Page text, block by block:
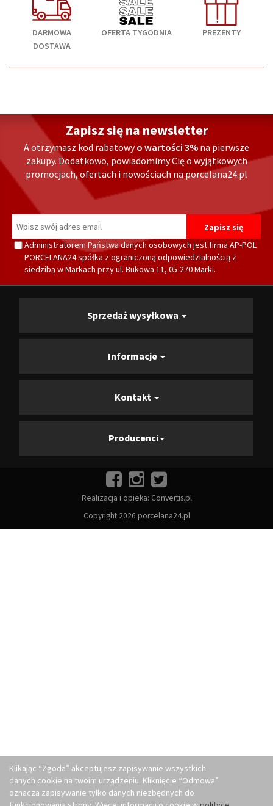
DARMOWA
DOSTAWA
OFERTA TYGODNIA PREZENTY
Zapisz się na newsletter
A otrzymasz kod rabatowyo wartości 3% na pierwsze
zakupy. Dodatkowo, powiadomimy Cię o wyjątkowych
promocjach, ofertach i nowościach na porcelana24.pl
Administratorem Państwa danych osobowych jest firma AP-POL
PORCELANA24 spółka z ograniczoną odpowiedzialnością z
siedzibą w Markach przy ul. Bukowa 11, 05-270 Marki.
Sprzedaż wysyłkowa
Informacje
Kontakt
Producenci
Realizacja i opieka: Convertis.pl
Copyright 2026 porcelana24.pl
Klikając “Zgoda” akceptujesz zapisywanie wszystkich
danych cookie na twoim urządzeniu. Kliknięcie “Odmowa”
oznacza zapisywanie tylko danych niezbędnych do